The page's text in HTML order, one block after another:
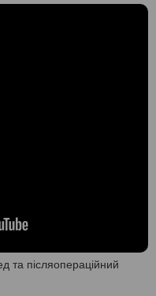
та післяопераційний